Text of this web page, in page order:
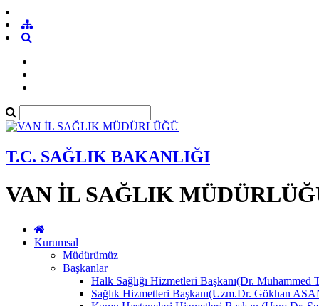
T.C. SAĞLIK BAKANLIĞI
VAN İL SAĞLIK
Kurumsal
Müdürümüz
Başkanlar
Halk Sağlığı Hizmetleri Başkanı(Dr.
Sağlık Hizmetleri Başkanı(Uzm.Dr. Gökhan